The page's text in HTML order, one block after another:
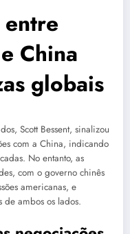
China
globais
Scott Bessent, sinalizou
com a China, indicando
No entanto, as
com o governo chinês
americanas, e
de ambos os lados.